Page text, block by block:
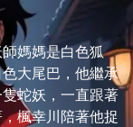
媽媽是白色狐
大尾巴，他繼承
蛇妖，一直跟著
楓幸川陪著他捉